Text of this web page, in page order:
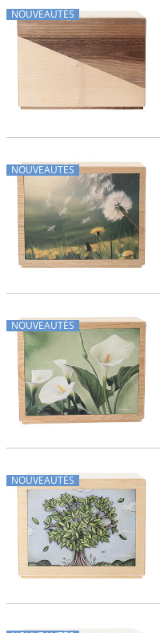
NOUVEAUTÉS
NOUVEAUTÉS
NOUVEAUTÉS
NOUVEAUTÉS